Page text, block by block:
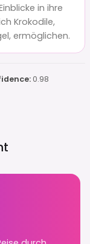
in ihre
Krokodile,
ermöglichen.
0.98